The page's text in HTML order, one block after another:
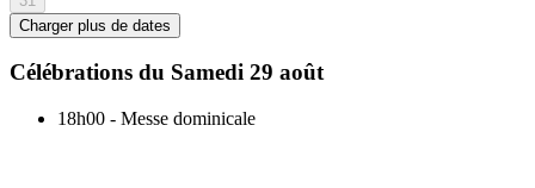
Charger plus de dates
Célébrations du Samedi 29 août
18h00 - Messe dominicale